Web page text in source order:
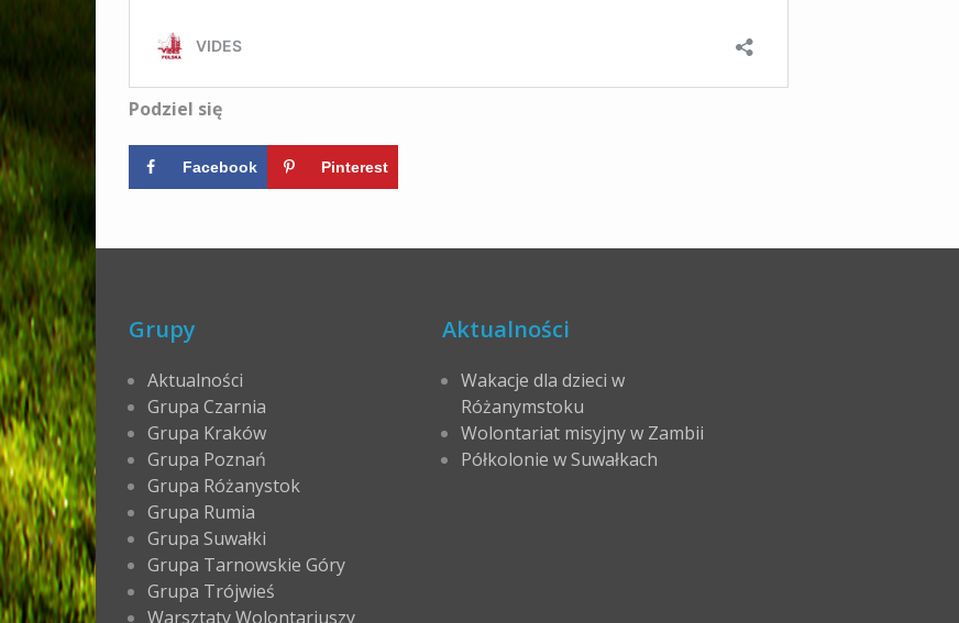
Podziel się
Facebook Pinterest
Grupy
Aktualności
Grupa Czarnia
Grupa Kraków
Grupa Poznań
Grupa Różanystok
Grupa Rumia
Grupa Suwałki
Grupa Tarnowskie Góry
Grupa Trójwieś
Warsztaty Wolontariuszy
Aktualności
Wakacje dla dzieci w
Różanymstoku
Wolontariat misyjny w Zambii
Półkolonie w Suwałkach